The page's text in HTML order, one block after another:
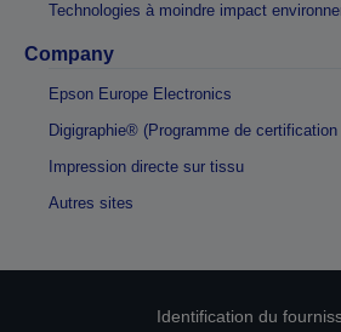
Technologies à moindre impact
Company
Epson Europe Electronics
Digigraphie® (Programme de
Impression directe sur tissu
Autres sites
Identification du